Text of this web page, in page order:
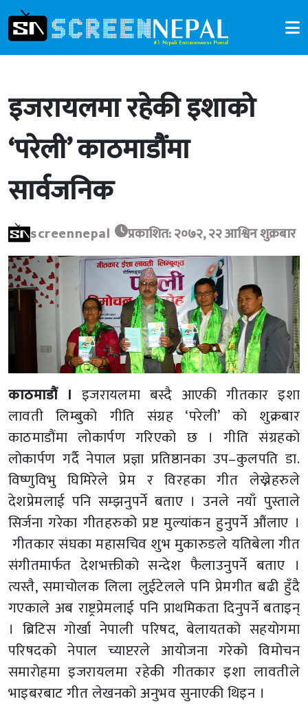
इजरायलमा रहेकी इशाको
‘परेली’ काठमाडौंमा
सार्वजनिक
screennepal प्रकाशित: २०७२, २२ आश्विन शुक्रबार
काठमाडौं । इजरायलमा बस्दै आएकी गीतकार इशा
लावती लिम्बुको गीति संग्रह ‘परेली’ को शुक्रबार
काठमाडौंमा लोकार्पण गरिएको छ । गीति संग्रहको
लोकार्पण गर्दै नेपाल प्रज्ञा प्रतिष्ठानका उप–कुलपति डा.
विष्णुविभु घिमिरेले प्रेम र विरहका गीत लेख्नेहरुले
देशप्रेमलाई पनि सम्झनुपर्ने बताए । उनले नयाँ पुस्ताले
सिर्जना गरेका गीतहरुको प्रष्ट मुल्यांकन हुनुपर्ने औंलाए ।
गीतकार संघका महासचिव शुभ मुकारुङले यतिबेला गीत
संगीतमार्फत देशभक्तीको सन्देश फैलाउनुपर्ने बताए ।
त्यस्तै, समाचोलक लिला लुईटेलले पनि प्रेमगीत बढी हुँदै
गएकाले अब राष्ट्रप्रेमलाई पनि प्राथमिकता दिनुपर्ने बताइन्
। ब्रिटिस गोर्खा नेपाली परिषद, बेलायतको सहयोगमा
परिषदको नेपाल च्याप्टरले आयोजना गरेको विमोचन
समारोहमा इजरायलमा रहेकी गीतकार इशा लावतीले
भाइबरबाट गीत लेखनको अनुभव सुनाएकी थिइन ।